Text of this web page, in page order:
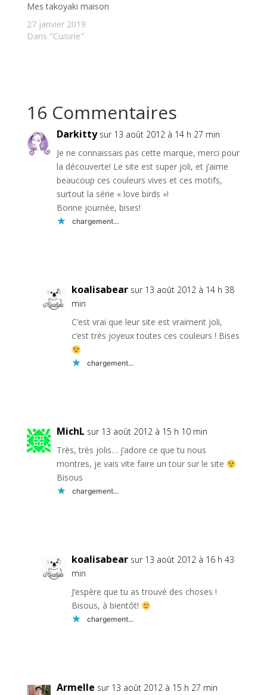
Mes takoyaki maison
27 janvier 2019
Dans "Cuisine"
16 Commentaires
Darkitty sur 13 août 2012 à 14 h 27 min
Je ne connaissais pas cette marque, merci pour
la découverte! Le site est super joli, et j’aime
beaucoup ces couleurs vives et ces motifs,
surtout la série « love birds »!
Bonne journée, bises!
chargement…
koalisabear sur 13 août 2012 à 14 h 38
min
C’est vrai que leur site est vraiment joli,
c’est très joyeux toutes ces couleurs ! Bises
chargement…
MichL sur 13 août 2012 à 15 h 10 min
Très, très jolis… j’adore ce que tu nous
montres, je vais vite faire un tour sur le site
Bisous
chargement…
koalisabear sur 13 août 2012 à 16 h 43
min
J’espère que tu as trouvé des choses !
Bisous, à bientôt!
chargement…
Armelle sur 13 août 2012 à 15 h 27 min